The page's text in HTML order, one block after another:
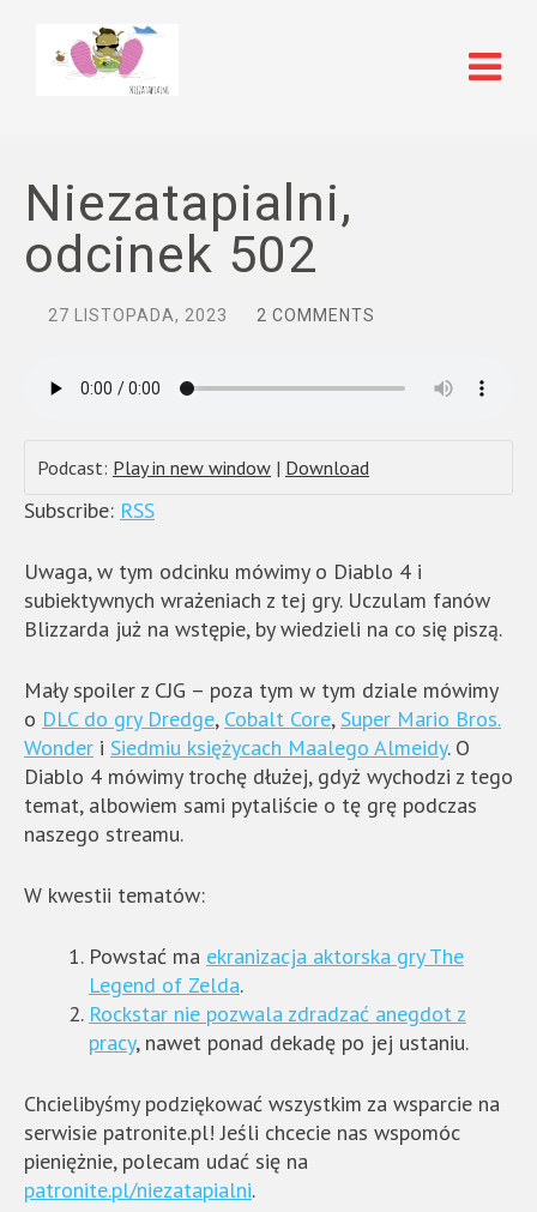
Niezatapialni,
odcinek 502
27 LISTOPADA, 2023 2 COMMENTS
Podcast: Play in new window | Download
Subscribe: RSS
Uwaga, w tym odcinku mówimy o Diablo 4 i
subiektywnych wrażeniach z tej gry. Uczulam fanów
Blizzarda już na wstępie, by wiedzieli na co się piszą.
Mały spoiler z CJG – poza tym w tym dziale mówimy
o DLC do gry Dredge, Cobalt Core, Super Mario Bros.
Wonder i Siedmiu księżycach Maalego Almeidy. O
Diablo 4 mówimy trochę dłużej, gdyż wychodzi z tego
temat, albowiem sami pytaliście o tę grę podczas
naszego streamu.
W kwestii tematów:
Powstać ma ekranizacja aktorska gry The
Legend of Zelda.
Rockstar nie pozwala zdradzać anegdot z
pracy, nawet ponad dekadę po jej ustaniu.
Chcielibyśmy podziękować wszystkim za wsparcie na
serwisie patronite.pl! Jeśli chcecie nas wspomóc
pieniężnie, polecam udać się na
patronite.pl/niezatapialni.